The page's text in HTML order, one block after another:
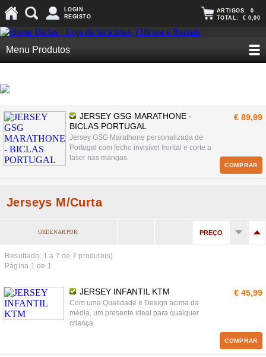
LOGIN
REGISTO
ARTIGOS: 0
TOTAL: € 0,00
Menu Produtos
JERSEY GSG MARATHONE -
BICLAS PORTUGAL
Jersey GSG Marathone personalizada de
Portugal com fecho invisível frontal e corte a
laser nas mangas.
€ 89,99
COMPRAR
Jerseys M/Curta
ORDENAR POR: PREÇO
Resultado: 1 a 7 de 7 produto(s)
Página 1 de 1
JERSEY INFANTIL KTM
Com uma Qualidade e Design acima da
média, um presente ideal para qualquer
criança.
€ 45,99
COMPRAR